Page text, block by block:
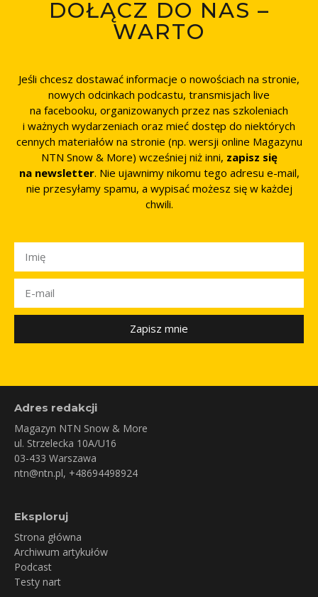
DOŁĄCZ DO NAS –
WARTO
Jeśli chcesz dostawać informacje o nowościach na stronie,
nowych odcinkach podcastu, transmisjach live
na facebooku, organizowanych przez nas szkoleniach
i ważnych wydarzeniach oraz mieć dostęp do niektórych
cennych materiałów na stronie (np. wersji online Magazynu
NTN Snow & More) wcześniej niż inni, zapisz się
na newsletter. Nie ujawnimy nikomu tego adresu e-mail,
nie przesyłamy spamu, a wypisać możesz się w każdej
chwili.
Zapisz mnie
Adres redakcji
Magazyn NTN Snow & More
ul. Strzelecka 10A/U16
03-433 Warszawa
ntn@ntn.pl, +48694498924
Eksploruj
Strona główna
Archiwum artykułów
Podcast
Testy nart